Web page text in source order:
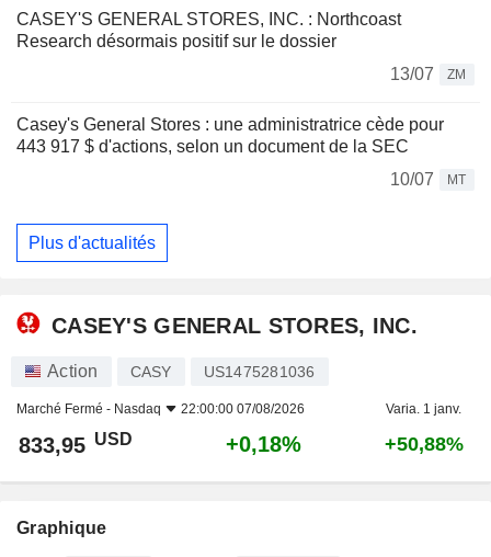
CASEY'S GENERAL STORES, INC. : Northcoast
Research désormais positif sur le dossier
13/07
ZM
Casey's General Stores : une administratrice cède pour
443 917 $ d'actions, selon un document de la SEC
10/07
MT
Plus d'actualités
CASEY'S GENERAL STORES, INC.
Action CASY US1475281036
Marché Fermé - Nasdaq 22:00:00 07/08/2026 Varia. 1 janv.
833,95 USD +0,18% +50,88%
Graphique